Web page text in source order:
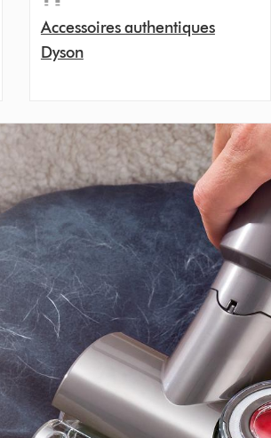
Accessoires authentiques
Dyson